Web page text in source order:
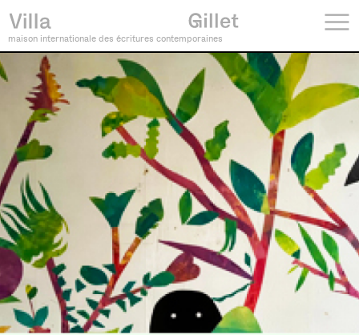
maison internationale des écritures contemporaines